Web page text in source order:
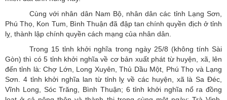
Cùng với nhân dân Nam Bộ, nhân dân các tỉnh Lạng Sơn,
Phú Thọ, Kon Tum, Bình Thuận đã đập tan chính quyền địch ở tỉnh
lỵ, thành lập chính quyền cách mạng của nhân dân.
Trong 15 tỉnh khởi nghĩa trong ngày 25/8 (không tính Sài
Gòn) thì có 5 tỉnh khởi nghĩa về cơ bản xuất phát từ huyện, xã, lên
đến tỉnh là: Chợ Lớn, Long Xuyên, Thủ Dầu Một, Phú Thọ và Lạng
Sơn. 4 tỉnh khởi nghĩa lan từ tỉnh lỵ về các huyện, xã là Sa Đéc,
Vĩnh Long, Sóc Trăng, Bình Thuận; 6 tỉnh khởi nghĩa nổ ra đồng